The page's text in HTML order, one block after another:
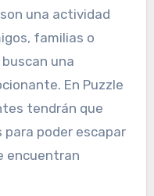
una actividad
familias o
una
En Puzzle
tendrán que
poder escapar
encuentran